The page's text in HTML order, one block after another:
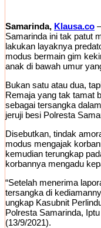
Samarinda, Klausa.co
Samarinda ini tak patut
lakukan layaknya
modus bermain gim
anak di bawah umur
Bukan satu atau dua,
Remaja yang tak tamat
sebagai tersangka
jeruji besi Polresta
Disebutkan, tindak
modus mengajak
kemudian terungkap
korbannya mengadu
“Setelah menerima
tersangka di
ungkap Kasubnit
Polresta Samarinda,
(13/9/2021).